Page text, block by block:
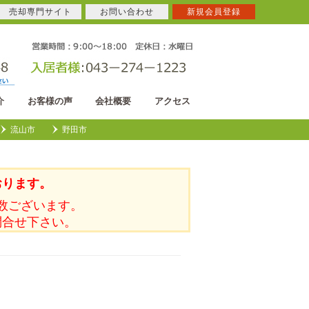
お客様の声 会社概要 アクセス
流山市 野田市
ます。
ざいます。
せ下さい。
売却専門サイト お問い合わせ 新規会員登録